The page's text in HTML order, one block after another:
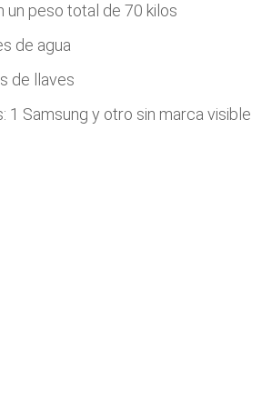
un peso total de 70 kilos
de agua
de llaves
1 Samsung y otro sin marca visible